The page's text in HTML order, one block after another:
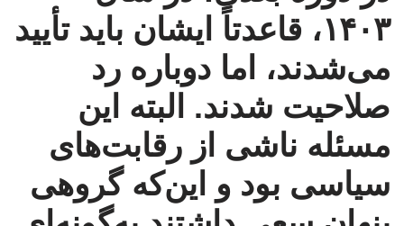
۱۴۰۳، قاعدتاً ایشان باید تأیید
می‌شدند، اما دوباره رد
صلاحیت شدند. البته این
مسئله ناشی از رقابت‌های
سیاسی بود و این‌که گروهی